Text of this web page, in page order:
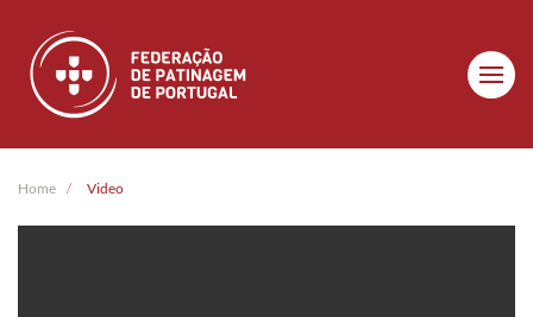
Skip to main content
Home Video